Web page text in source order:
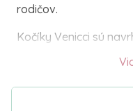
rodičov.
Kočíky Venicci sú
kvalitné materiály a
Značka si získala
modernému vzhľadu,
pomeru luxusu a